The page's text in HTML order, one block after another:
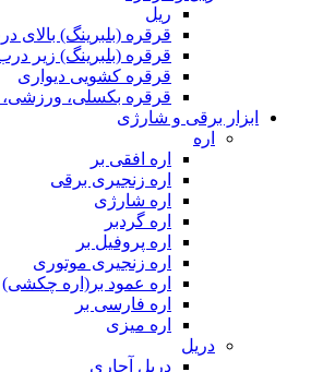
ریل
قرقره (بلبرینگ) بالای
قرقره (بلبرینگ) زیر
قرقره کشویی دیواری
قرقره بکسلی،
ابزار برقی و شارژی
اره
اره افقی بر
اره زنجیری برقی
اره شارژی
اره گردبر
اره پروفیل بر
اره زنجیری موتوری
اره عمود بر(اره چکشی)
اره فارسی بر
اره میزی
دریل
دریل آچاری